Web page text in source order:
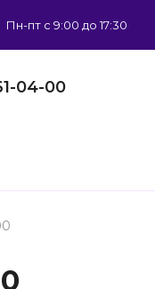
Пн-пт с 9:00 до 17:30
04-00